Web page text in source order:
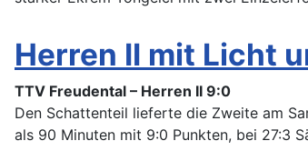
Herren II mit Licht
TTV Freudental – Herren II 9:0
Den Schattenteil lieferte die Zweite am
als 90 Minuten mit 9:0 Punkten, bei 27:3